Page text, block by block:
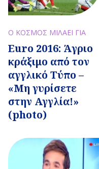
Ο ΚΟΣΜΟΣ ΜΙΛΑΕΙ ΓΙΑ
Euro 2016: Άγριο
κράξιμο από τον
αγγλικό Τύπο –
«Μη γυρίσετε
στην Αγγλία!»
(photo)